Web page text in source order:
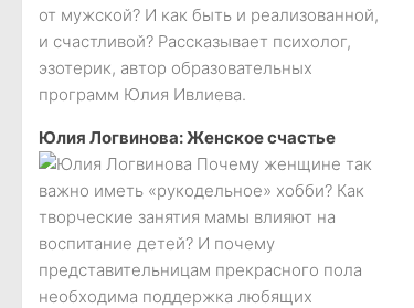
от мужской? И как быть и реализованной,
и счастливой? Рассказывает психолог,
эзотерик, автор образовательных
программ Юлия Ивлиева.
Юлия Логвинова: Женское счастье
Почему женщине так
важно иметь «рукодельное» хобби? Как
творческие занятия мамы влияют на
воспитание детей? И почему
представительницам прекрасного пола
необходима поддержка любящих